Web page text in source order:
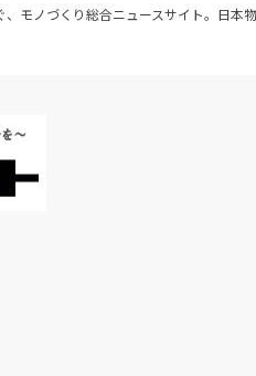
モノづくり総合ニュースサイト。日本